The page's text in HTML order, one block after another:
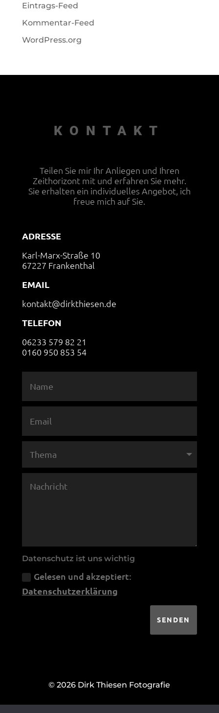
Eintrags-Feed
Kommentar-Feed
WordPress.org
KONTAKT
Teilen Sie mir Ihr Anliegen und Ihren
Zeithorizont mit und erfahren Sie mehr.
Sie erhalten ein individuelles Angebot, ich
freue mich auf Sie.
ADRESSE
Karl-Marx-Straße 10
67227 Frankenthal
EMAIL
kontakt@dirkthiesen.de
TELEFON
06233 579 82 21
0160 950 853 54
Datenschutz ist uns wichtig
Gelesen und akzeptiert:
Datenschutzerklärung
SENDEN
© 2026 Dirk Thiesen Fotografie